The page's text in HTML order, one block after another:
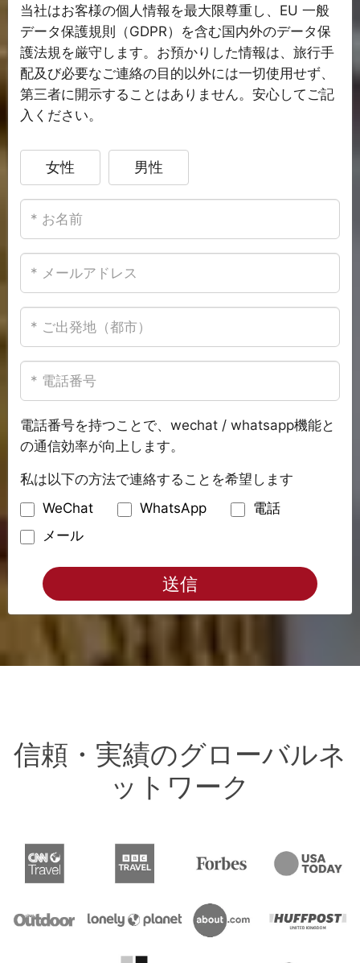
当社はお客様の個人情報を最大限尊重し、EU 一般
データ保護規則（GDPR）を含む国内外のデータ保
護法規を厳守します。お預かりした情報は、旅行手
配及び必要なご連絡の目的以外には一切使用せず、
第三者に開示することはありません。安心してご記
入ください。
女性 男性
電話番号を持つことで、wechat / whatsapp機能と
の通信効率が向上します。
私は以下の方法で連絡することを希望します
WeChat
WhatsApp
電話
メール
送信
信頼・実績のグローバルネ
ットワーク